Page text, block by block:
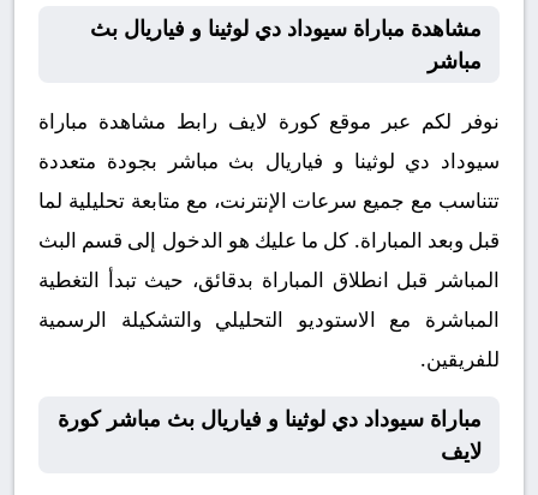
مشاهدة مباراة سيوداد دي لوثينا و فياريال بث
مباشر
نوفر لكم عبر موقع كورة لايف رابط مشاهدة مباراة
سيوداد دي لوثينا و فياريال بث مباشر بجودة متعددة
تتناسب مع جميع سرعات الإنترنت، مع متابعة تحليلية لما
قبل وبعد المباراة. كل ما عليك هو الدخول إلى قسم البث
المباشر قبل انطلاق المباراة بدقائق، حيث تبدأ التغطية
المباشرة مع الاستوديو التحليلي والتشكيلة الرسمية
للفريقين.
مباراة سيوداد دي لوثينا و فياريال بث مباشر كورة
لايف